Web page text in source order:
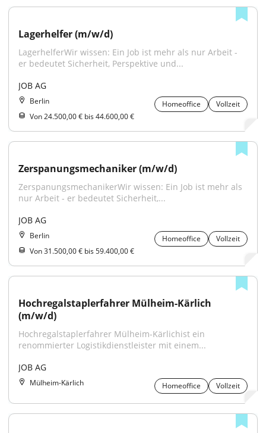
Lagerhelfer (m/w/d)
LagerhelferWir wissen: Ein Job ist mehr als nur Arbeit -
er bedeutet Sicherheit, Perspektive und...
JOB AG
Berlin Homeoffice
Vollzeit
Von 24.500,00 € bis 44.600,00 €
Zerspanungsmechaniker (m/w/d)
ZerspanungsmechanikerWir wissen: Ein Job ist mehr als
nur Arbeit - er bedeutet Sicherheit,...
JOB AG
Berlin Homeoffice
Vollzeit
Von 31.500,00 € bis 59.400,00 €
Hochregalstaplerfahrer Mülheim-Kärlich
(m/w/d)
Hochregalstaplerfahrer Mülheim-Kärlichist ein
renommierter Logistikdienstleister mit einem...
JOB AG
Mülheim-Kärlich Homeoffice Vollzeit